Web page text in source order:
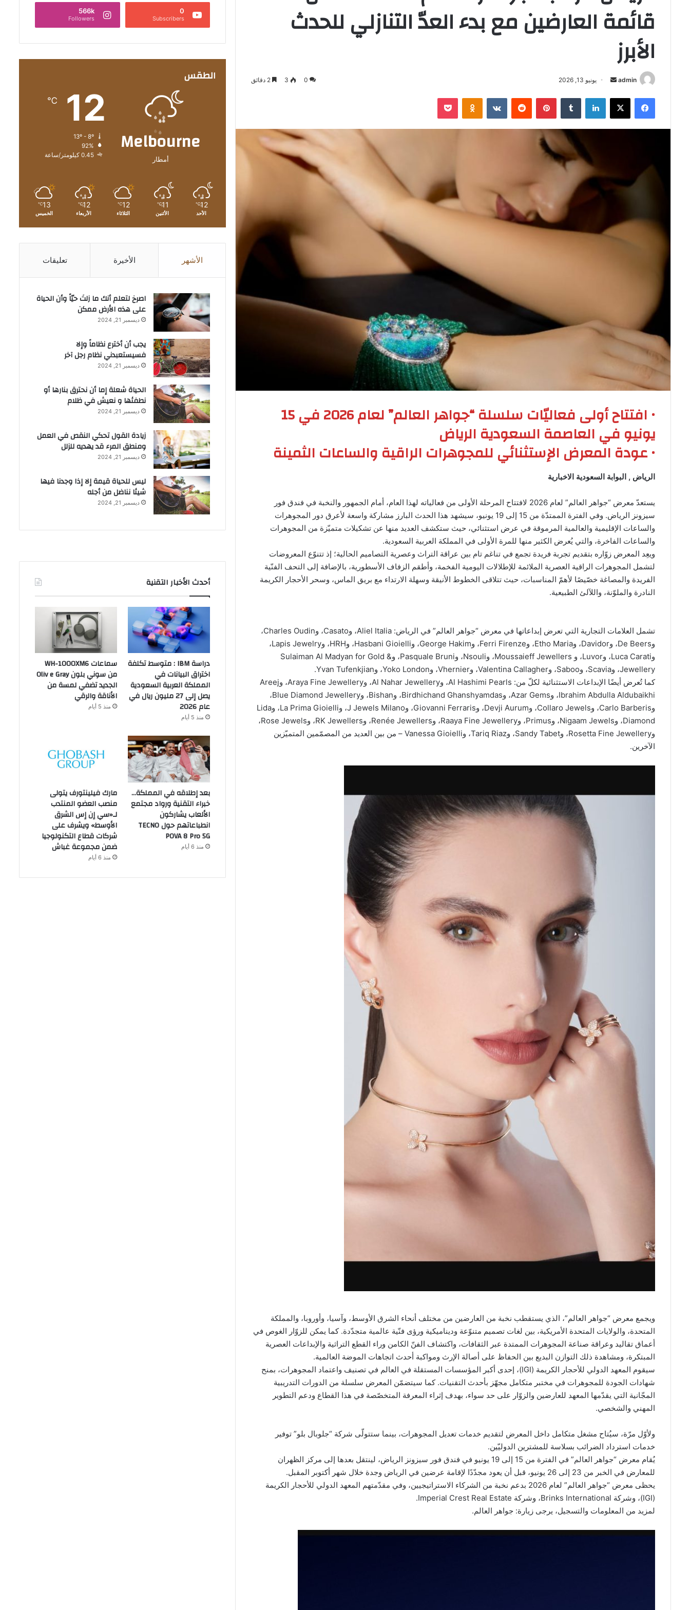
قائمة العارضين مع بدء العدّ التنازلي للحدث
الأبرز
admin
أرسل
إلكترونيا
يونيو 13, 2026 0
3 2 دقائق
فيسبوك ‫X لينكدإن بينتيريست Odnoklassniki
‫Pocket
• افتتاح أولى فعاليّات سلسلة “جواهر العالم” لعام 2026 في 15
يونيو في العاصمة السعودية الرياض
• عودة المعرض الإستثنائي للمجوهرات الراقية والساعات الثمينة
الرياض , البوابة السعودية الاخبارية
يستعدّ معرض “جواهر العالم” لعام 2026 لافتتاح المرحلة الأولى من فعالياته لهذا العام، أمام الجمهور والنخبة في فندق فور
سيزونز الرياض. وفي الفترة الممتدّة من 15 إلى 19 يونيو، سيشهد هذا الحدث البارز مشاركة واسعة لأعرق دور المجوهرات
والساعات الإقليمية والعالمية المرموقة في عرض استثنائي، حيث ستكشف العديد منها عن تشكيلات متميّزة من المجوهرات
والساعات الفاخرة، والتي يُعرض الكثير منها للمرة الأولى في المملكة العربية السعودية.
ويعِد المعرض زوّاره بتقديم تجربة فريدة تجمع في تناغم تام بين عراقة التراث وعصرية التصاميم الحالية؛ إذ تتنوّع المعروضات
لتشمل المجوهرات الراقية العصرية الملائمة للإطلالات اليومية الفخمة، وأطقم الزفاف الأسطورية، بالإضافة إلى التحف الفنّية
الفريدة والمصاغة خصّيصًا لأهمّ المناسبات، حيث تتلاقى الخطوط الأنيقة وسهلة الارتداء مع بريق الماس، وسحر الأحجار الكريمة
النادرة والملوّنة، واللآلئ الطبيعية.
تشمل العلامات التجارية التي تعرض إبداعاتها في معرض “جواهر العالم” في الرياض: Aliel Italia، وCasato، وCharles Oudin،
وDe Beers، وDavidor، وEtho Maria، وFerri Firenze، وGeorge Hakim، وHasbani Gioielli، وHRH، وLapis Jewelry،
وLuca Carati، وLuvor، و Moussaieff Jewellers، وNsouli، وPasquale Bruni، وSulaiman Al Madyan for Gold &
Jewellery، وScavia، وSaboo، وValentina Callagher، وVhernier، وYoko London، وYvan Tufenkjian.
كما تُعرض أيضًا الإبداعات الاستثنائية لكلّ من: Al Hashimi Pearls، وAl Nahar Jewellery، وAraya Fine Jewellery، وAreej
Ibrahim Abdulla Aldubaikhi، وAzar Gems، وBirdhichand Ghanshyamdas، وBishan، وBlue Diamond Jewellery،
وCarlo Barberis، وCollaro Jewels، وDevji Aurum، وGiovanni Ferraris، وJ Jewels Milano، وLa Prima Gioielli، وLida
Diamond، وNigaam Jewels، وPrimus، وRaaya Fine Jewellery، وRenée Jewellers، وRK Jewellers، وRose Jewels،
وRosetta Fine Jewellery، وSandy Tabet، وTariq Riaz، وVanessa Gioielli – من بين العديد من المصمّمين المتميّزين
الآخرين.
ويجمع معرض “جواهر العالم”، الذي يستقطب نخبة من العارضين من مختلف أنحاء الشرق الأوسط، وآسيا، وأوروبا، والمملكة
المتحدة، والولايات المتحدة الأمريكية، بين لغات تصميم متنوّعة وديناميكية ورؤى فنّية عالمية متجدّدة. كما يمكن للزوّار الغوص في
أعماق تقاليد وعراقة صناعة المجوهرات الممتدة عبر الثقافات، واكتشاف الفنّ الكامن وراء القطع التراثية والإبداعات العصرية
المبتكرة، ومشاهدة ذلك التوازن البديع بين الحفاظ على أصالة الإرث ومواكبة أحدث اتجاهات الموضة العالمية.
سيقوم المعهد الدولي للأحجار الكريمة (IGI)، إحدى أكبر المؤسسات المستقلة في العالم في تصنيف واعتماد المجوهرات، بمنح
شهادات الجودة للمجوهرات في مختبر متكامل مجهّز بأحدث التقنيات. كما سيتضمّن المعرض سلسلة من الدورات التدريبية
المجّانية التي يقدّمها المعهد للعارضين والزوّار على حد سواء، بهدف إثراء المعرفة المتخصّصة في هذا القطاع ودعم التطوير
المهني والشخصي.
ولأوّل مرّة، سيُتاح مشغل متكامل داخل المعرض لتقديم خدمات تعديل المجوهرات، بينما ستتولّى شركة “جلوبال بلو” توفير
خدمات استرداد الضرائب بسلاسة للمشترين الدوليّين.
يُقام معرض “جواهر العالم” في الفترة من 15 إلى 19 يونيو في فندق فور سيزونز الرياض، لينتقل بعدها إلى مركز الظهران
للمعارض في الخبر من 23 إلى 26 يونيو، قبل أن يعود مجدّدًا لإقامة عرضين في الرياض وجدة خلال شهر أكتوبر المقبل.
يحظى معرض “جواهر العالم” لعام 2026 بدعم نخبة من الشركاء الاستراتيجيين، وفي مقدّمتهم المعهد الدولي للأحجار الكريمة
(IGI)، وشركة Brinks International، وشركة Imperial Crest Real Estate.
لمزيد من المعلومات والتسجيل، يرجى زيارة: جواهر العالم.
0
Subscribers
566k
Followers
الطقس
Melbourne
أمطار
12
℃
92%
0.45 كيلومتر/ساعة
12
℃
الأحد
11
℃
الأثنين
12
℃
الثلاثاء
12
℃
الأربعاء
13
℃
الخميس
الأشهر الأخيرة تعليقات
‫اصرخ لتعلم أنك ما زلتَ حيّاً وأن الحياة
على هذه الأرض ممكن
ديسمبر 21, 2024
يجب أن أخترع نظاماً وإلا
فسيستعبدني نظام رجل آخر
ديسمبر 21, 2024
الحياة شعلة إما أن نحترق بنارها أو
نطفئها و نعيش في ظلام
ديسمبر 21, 2024
زيادة القول تحكي النقص في العمل
ومنطق المرء قد يهديه للزلل
ديسمبر 21, 2024
ليس للحياة قيمة إلا إذا وجدنا فيها
شيئا نناضل من أجله
ديسمبر 21, 2024
أحدث الأخبار التقنية
دراسة IBM : متوسط تكلفة
اختراق البيانات في
المملكة العربية السعودية
يصل إلى 27 مليون ريال في
عام 2026
منذ 5 أيام
سماعات WH-1000XM6
من سوني بلون Oliv e Gray
الجديد تضفي لمسة من
الأناقة والرقي
منذ 5 أيام
بعد إطلاقه في المملكة…
خبراء التقنية ورواد مجتمع
الألعاب يشاركون
انطباعاتهم حول TECNO
POVA 8 Pro 5G
منذ 6 أيام
مارك فيلينتورف يتولى
منصب العضو المنتدب
لـ«سي إن إس الشرق
الأوسط» ويشرف على
شركات قطاع التكنولوجيا
ضمن مجموعة غباش
منذ 6 أيام